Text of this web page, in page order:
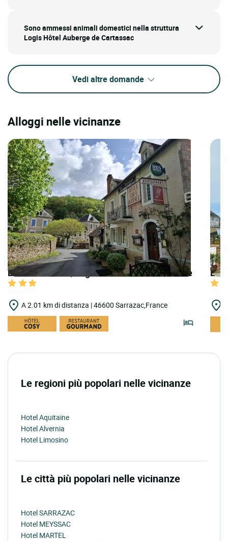
Sono ammessi animali domestici nella struttura
Logis Hôtel Auberge de Cartassac
Vedi altre domande
Alloggi nelle vicinanze
LOGIS HOTELS | Logis Hôtel la Bonne Famille
A 2.01 km di distanza | 46600 Sarrazac,France
Le regioni più popolari nelle vicinanze
Hotel Aquitaine
Hotel Alvernia
Hotel Limosino
Le città più popolari nelle vicinanze
Hotel SARRAZAC
Hotel MEYSSAC
Hotel MARTEL